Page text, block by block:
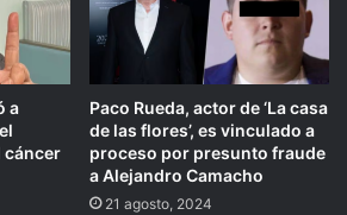
a
cáncer
Paco Rueda, actor de ‘La casa
de las flores’, es vinculado a
proceso por presunto fraude
a Alejandro Camacho
21 agosto, 2024